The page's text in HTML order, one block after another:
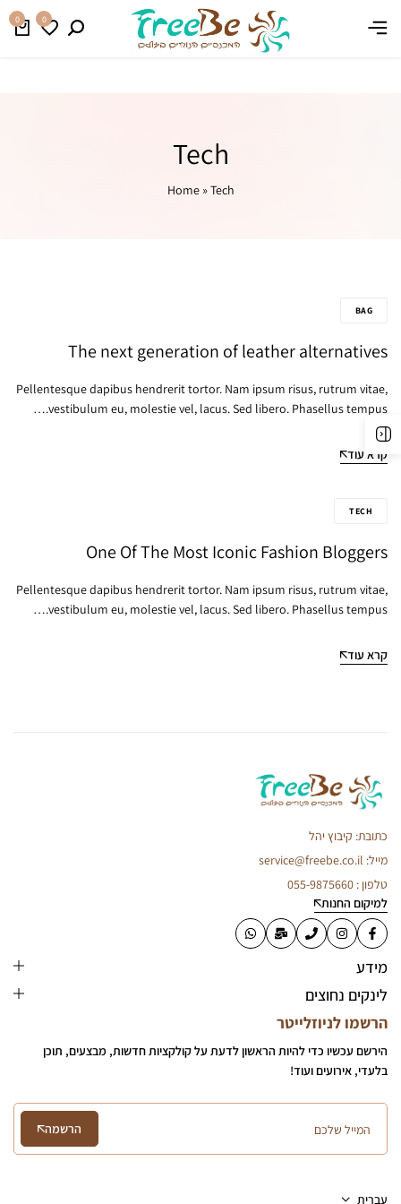
משלוח חינם בהזמנה מעל 399 ₪ קנו עכשיו 0
0
Tech
Home»Tech
BAG
The next generation of leather alternatives
Pellentesque dapibus hendrerit tortor. Nam ipsum risus, rutrum vitae,
vestibulum eu, molestie vel, lacus. Sed libero. Phasellus tempus.…
קרא עוד
TECH
One Of The Most Iconic Fashion Bloggers
Pellentesque dapibus hendrerit tortor. Nam ipsum risus, rutrum vitae,
vestibulum eu, molestie vel, lacus. Sed libero. Phasellus tempus.…
קרא עוד
כתובת: קיבוץ יהל
מייל: service@freebe.co.il
טלפון : 055-9875660
למיקום החנות
מידע
לינקים נחוצים
הרשמו לניוזלייטר
הירשם עכשיו כדי להיות הראשון לדעת על קולקציות חדשות, מבצעים, תוכן
בלעדי, אירועים ועוד!
הרשמה
עִבְרִית